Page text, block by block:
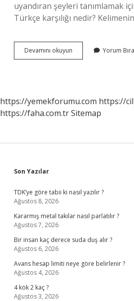
uyandıran şeyleri tanımlamak
Türkçe karşılığı nedir?
Devamını okuyun
Ne
Yorum
https://yemekforumu.com https://
https://faha.com.trSitemap
Sidebar
Son Yazılar
TDK’ye göre tabii ki nasıl yazılır ?
Ağustos 8, 2026
Kararmış metal takılar nasıl parlatılır ?
Ağustos 7, 2026
Bir insan kaç derece suda duş alır ?
Ağustos 6, 2026
Avans hesap limiti neye göre belirlenir ?
Ağustos 4, 2026
4 kök 2 kaç ?
Ağustos 3, 2026